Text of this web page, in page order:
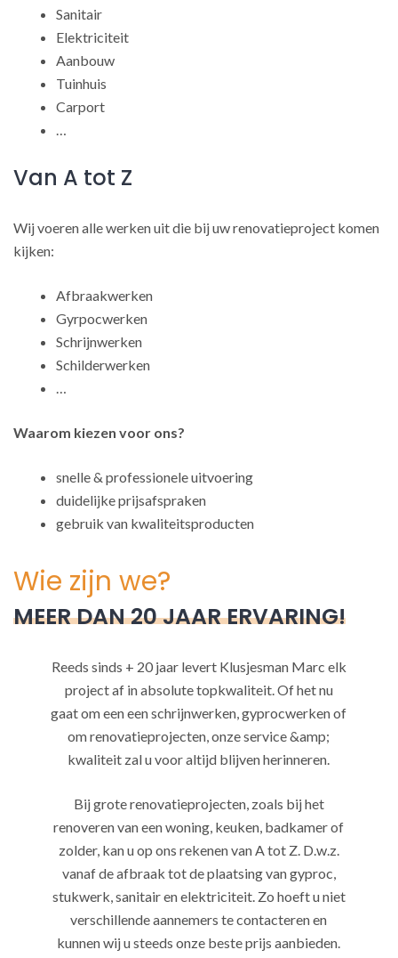
Sanitair
Elektriciteit
Aanbouw
Tuinhuis
Carport
…
Van A tot Z
Wij voeren alle werken uit die bij uw renovatieproject komen
kijken:
Afbraakwerken
Gyrpocwerken
Schrijnwerken
Schilderwerken
…
Waarom kiezen voor ons?
snelle & professionele uitvoering
duidelijke prijsafspraken
gebruik van kwaliteitsproducten
Wie zijn we?
MEER DAN 20 JAAR ERVARING!
Reeds sinds + 20 jaar levert Klusjesman Marc elk
project af in absolute topkwaliteit. Of het nu
gaat om een een schrijnwerken, gyprocwerken of
om renovatieprojecten, onze service &amp;
kwaliteit zal u voor altijd blijven herinneren.
Bij grote renovatieprojecten, zoals bij het
renoveren van een woning, keuken, badkamer of
zolder, kan u op ons rekenen van A tot Z. D.w.z.
vanaf de afbraak tot de plaatsing van gyproc,
stukwerk, sanitair en elektriciteit. Zo hoeft u niet
verschillende aannemers te contacteren en
kunnen wij u steeds onze beste prijs aanbieden.